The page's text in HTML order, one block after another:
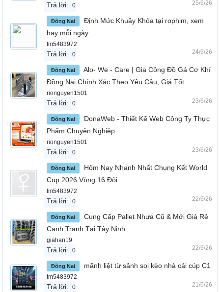
Trả lời: 0 25/6/26
Đồng Nai
Định Mức Khuây Khỏa tại rophim, xem
hay mỗi ngày
tm5483972
Trả lời: 0 24/6/26
Đồng Nai
Alo- We - Care | Gia Công Đồ Gá Cơ Khí
Đồng Nai Chính Xác Theo Yêu Cầu, Giá Tốt
rionguyen1501
Trả lời: 0 23/6/26
Đồng Nai
DonaWeb - Thiết Kế Web Công Ty Thực
Phẩm Chuyên Nghiệp
rionguyen1501
Trả lời: 0 23/6/26
Đồng Nai
Hôm Nay Nhanh Nhất Chung Kết World
Cup 2026 Vòng 16 Đội
tm5483972
Trả lời: 0 22/6/26
Đồng Nai
Cung Cấp Pallet Nhựa Cũ & Mới Giá Rẻ
Cạnh Tranh Tại Tây Ninh
giahan19
Trả lời: 0 22/6/26
Đồng Nai mãnh liệt từ sảnh soi kèo nhà cái cúp C1
tm5483972
Trả lời: 0 21/6/26